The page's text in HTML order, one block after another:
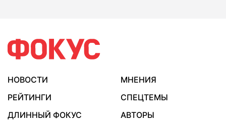
НОВОСТИ
МНЕНИЯ
РЕЙТИНГИ
СПЕЦТЕМЫ
ДЛИННЫЙ ФОКУС
АВТОРЫ